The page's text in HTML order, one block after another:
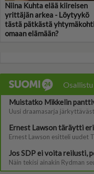
Niina Kuhta elää kiireisen
yrittäjän arkea - Löytyykö
tästä pätkästä
omaan elämään?